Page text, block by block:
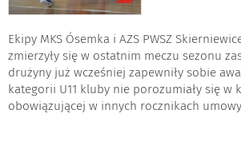
Ekipy MKS Ósemka i AZS PWSZ
zmierzyły się w ostatnim meczu sezonu
drużyny już wcześniej zapewniły sobie
kategorii U11 kluby nie porozumiały się w
obowiązującej w innych rocznikach